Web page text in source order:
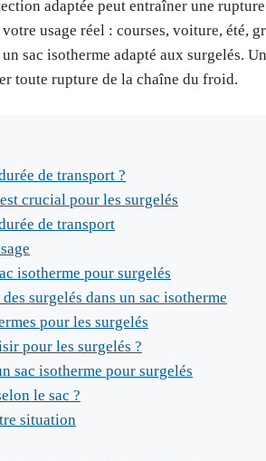
adaptée peut entraîner une
votre usage réel : courses, voiture, été,
sac isotherme adapté aux surgelés.
toute rupture de la chaîne du froid.
de transport ?
crucial pour les surgelés
de transport
isotherme pour surgelés
surgelés dans un sac isotherme
pour les surgelés
pour les surgelés ?
sac isotherme pour surgelés
le sac ?
situation